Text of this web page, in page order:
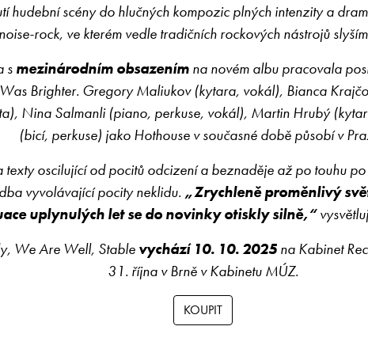
hudební scény do hlučných kompozic plných intenzity a
rock, ve kterém vedle tradičních rockových nástrojů
smezinárodním obsazenímna novém albu pracovala
Brighter. Gregory Maliukov (kytara, vokál), Bianca
Nina Salmanli (piano, perkuse, vokál), Martin Hrubý
(bicí, perkuse) jako Hothouse v současné době působí v
oscilující od pocitů odcizení a beznaděje až po touhu
vyvolávající pocity neklidu. „Zrychleně proměnlivý
uplynulých let se do novinky otiskly silně,“
We Are Well, Stable vychází 10. 10. 2025na Kabinet
31. října v Brně v Kabinetu MÚZ.